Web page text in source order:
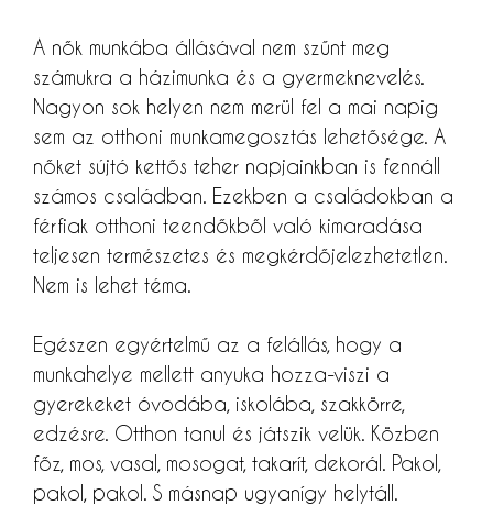
A nők munkába állásával nem szűnt meg
számukra a házimunka és a gyermeknevelés.
Nagyon sok helyen nem merül fel a mai napig
sem az otthoni munkamegosztás lehetősége. A
nőket sújtó kettős teher napjainkban is fennáll
számos családban. Ezekben a családokban a
férfiak otthoni teendőkből való kimaradása
teljesen természetes és megkérdőjelezhetetlen.
Nem is lehet téma.
Egészen egyértelmű az a felállás, hogy a
munkahelye mellett anyuka hozza-viszi a
gyerekeket óvodába, iskolába, szakkörre,
edzésre. Otthon tanul és játszik velük. Közben
főz, mos, vasal, mosogat, takarít, dekorál. Pakol,
pakol, pakol. S másnap ugyanígy helytáll.